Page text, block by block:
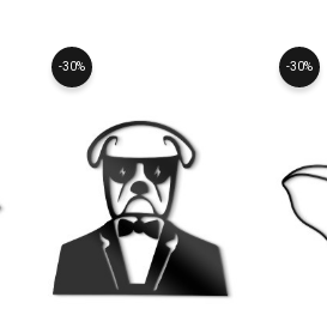
-30% -30%